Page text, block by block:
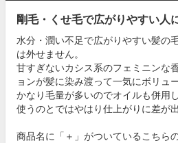
剛毛・くせ毛で広がりやすい人
水分・潤い不足で広がりやすい髪の
は外せません。
甘すぎないカシス系のフェミニンな
ョンが髪に染み渡って一気にボリュ
かなり毛量が多いのでオイルも併用
使うのとではやはり仕上がりに差が
商品名に「＋」がついているこちら